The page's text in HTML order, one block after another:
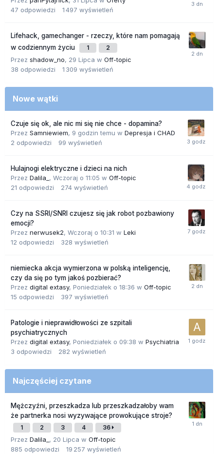
47 odpowiedzi 1 497 wyświetleń
Lifehack, gamechanger - rzeczy, które nam pomagają
w codziennym życiu
1 2
Przez shadow_no, 29 Lipca w Off-topic
38 odpowiedzi 1 309 wyświetleń
Nowe wątki
Czuje się ok, ale nic mi się nie chce - dopamina?
Przez Samniewiem, 9 godzin temu w Depresja i CHAD
2 odpowiedzi 99 wyświetleń
Hulajnogi elektryczne i dzieci na nich
Przez Dalila_ , Wczoraj o 11:05 w Off-topic
21 odpowiedzi 274 wyświetleń
Czy na SSRI/SNRI czujesz się jak robot pozbawiony
emocji?
Przez nerwusek2, Wczoraj o 10:31 w Leki
12 odpowiedzi 328 wyświetleń
niemiecka akcja wymierzona w polską inteligencję,
czy da się po tym jakoś pozbierać?
Przez digital extasy, Poniedziałek o 18:36 w Off-topic
15 odpowiedzi 397 wyświetleń
Patologie i nieprawidłowości ze szpitali
psychiatrycznych
Przez digital extasy, Poniedziałek o 09:38 w Psychiatria
3 odpowiedzi 282 wyświetleń
Najczęściej czytane
Mężczyźni, przeszkadza lub przeszkadzałoby wam
że partnerka nosi wyzywające prowokujące stroje?
1 2 3 4 36
Przez Dalila_ , 20 Lipca w Off-topic
885 odpowiedzi 19 257 wyświetleń